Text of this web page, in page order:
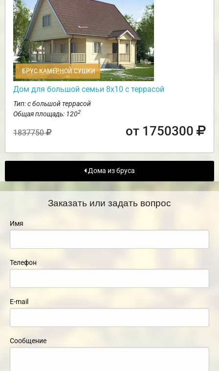
БРУС КАМЕРНОЙ СУШКИ
Дом для большой семьи 8х10 с террасой
Тип: с большой террасой
Общая площадь: 1202
1837750 от 1750300
Дома из бруса
Заказать или задать вопрос
Имя
Телефон
E-mail
Сообщение